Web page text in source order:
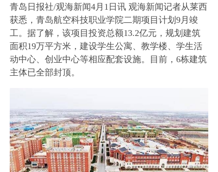
青岛日报社/观海新闻4月1日讯 观海新闻记者从莱西
获悉，青岛航空科技职业学院二期项目计划9月竣
工。据了解，该项目投资总额13.2亿元，规划建筑
面积19万平方米，建设学生公寓、教学楼、学生活
动中心、创业中心等相应配套设施。目前，6栋建筑
主体已全部封顶。